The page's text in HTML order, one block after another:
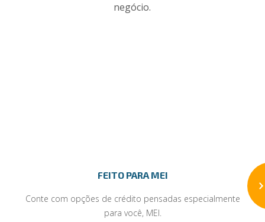
negócio.
FEITO PARA MEI
Conte com opções de crédito pensadas especialmente
para você, MEI.